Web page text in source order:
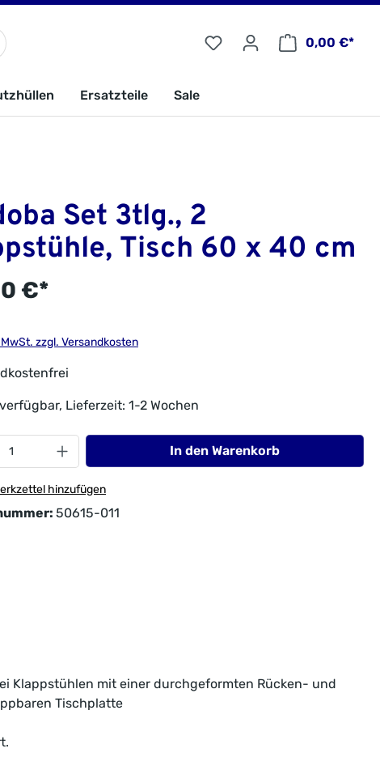
0,00 €*
Ersatzteile Sale
Set 3tlg., 2
Tisch 60 x 40 cm
€*
zzgl. Versandkosten
Lieferzeit: 1-2 Wochen
In den Warenkorb
hinzufügen
50615-011
Klappstühlen mit einer durchgeformten Rücken- und
Tischplatte